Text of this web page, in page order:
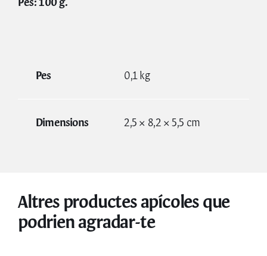
Pes 0,1 kg
Dimensions 2,5 × 8,2 × 5,5 cm
Altres productes apícoles que
podrien agradar-te